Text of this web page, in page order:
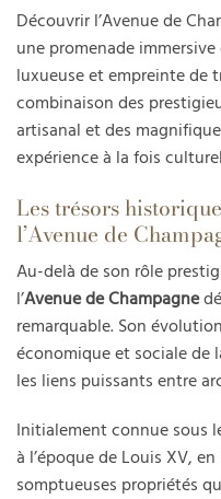
Découvrir l’Avenue de
une promenade
luxueuse et empreinte de
combinaison des
artisanal et des
expérience à la fois
Les trésors
l’Avenue de
Au-delà de son rôle
l’Avenue de Champagne
remarquable. Son
économique et sociale de
les liens puissants entre
Initialement connue sous
à l’époque de Louis XV,
somptueuses propriétés